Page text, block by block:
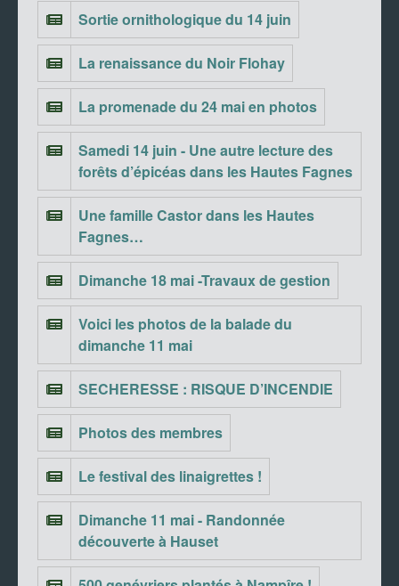
Sortie ornithologique du 14 juin
La renaissance du Noir Flohay
La promenade du 24 mai en photos
Samedi 14 juin - Une autre lecture des
forêts d’épicéas dans les Hautes Fagnes
Une famille Castor dans les Hautes
Fagnes…
Dimanche 18 mai -Travaux de gestion
Voici les photos de la balade du
dimanche 11 mai
SECHERESSE : RISQUE D’INCENDIE
Photos des membres
Le festival des linaigrettes !
Dimanche 11 mai - Randonnée
découverte à Hauset